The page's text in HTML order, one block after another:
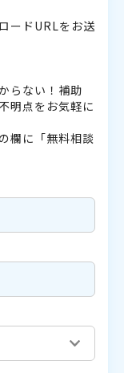
ードURLをお送
らない！補助
明点をお気軽に
欄に「無料相談